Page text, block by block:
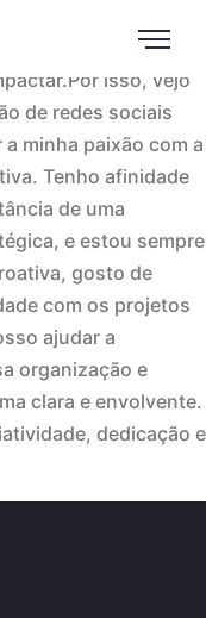
Recursos
é uma das
isso, vejo
de redes sociais
minha paixão com a
Tenho afinidade
de uma
e estou sempre
gosto de
com os projetos
ajudar a
organização e
clara e envolvente.
dedicação e